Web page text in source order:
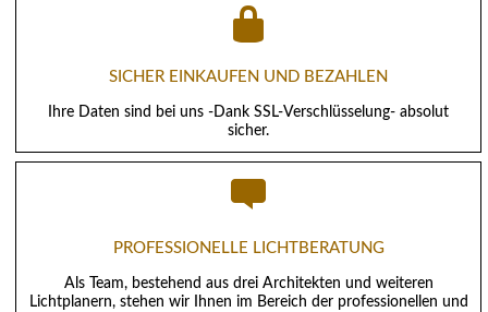
SICHER EINKAUFEN UND BEZAHLEN
Ihre Daten sind bei uns -Dank SSL-Verschlüsselung- absolut
sicher.
PROFESSIONELLE LICHTBERATUNG
Als Team, bestehend aus drei Architekten und weiteren
Lichtplanern, stehen wir Ihnen im Bereich der professionellen und